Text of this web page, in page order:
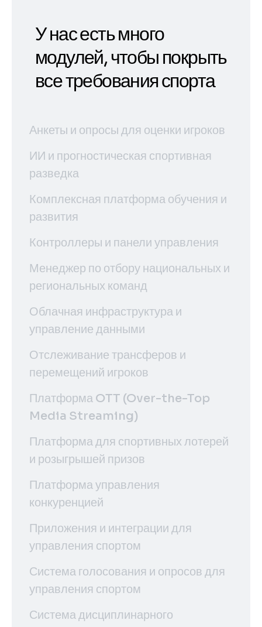
У нас есть много
модулей, чтобы покрыть
все требования спорта
Анкеты и опросы для оценки игроков
ИИ и прогностическая спортивная
разведка
Комплексная платформа обучения и
развития
Контроллеры и панели управления
Менеджер по отбору национальных и
региональных команд
Облачная инфраструктура и
управление данными
Отслеживание трансферов и
перемещений игроков
Платформа OTT (Over-the-Top
Media Streaming)
Платформа для спортивных лотерей
и розыгрышей призов
Платформа управления
конкуренцией
Приложения и интеграции для
управления спортом
Система голосования и опросов для
управления спортом
Система дисциплинарного